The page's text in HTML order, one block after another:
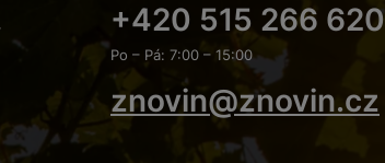
+420 515 266 620
Po – Pá: 7:00 – 15:00
znovin@znovin.cz